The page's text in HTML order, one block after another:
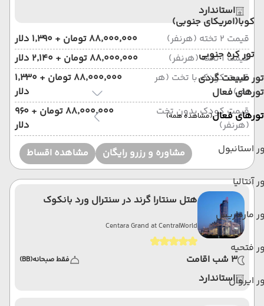
کوبا(امریکای جنوبی)
تور کره جنوبی
تور طبیعت گردی
تورهای فعال
تورهای فعال(مشاهده همه)
استانبول
آنتالیا
مارماریس
فتحیه
ایروان
استاندارد
قیمت 2 تخته (هرنفر)
۸۸٬۰۰۰٬۰۰۰ تومان + ۱٬۳۹۰ دلار
قیمت 1 تخته (هرنفر)
۸۸٬۰۰۰٬۰۰۰ تومان + ۲٬۱۴۰ دلار
قیمت کودک با تخت (هر
نفر)
۸۸٬۰۰۰٬۰۰۰ تومان + ۱٬۳۳۰
دلار
قیمت کودک بدون تخت
(هرنفر)
۸۸٬۰۰۰٬۰۰۰ تومان + ۹۶۰
دلار
مشاوره و رزرو رایگان
مشاهده اقساط
هتل سنتارا گرند در سنترال ورد بانکوک
Centara Grand at CentralWorld
3 شب اقامت فقط صبحانه(BB)
استاندارد